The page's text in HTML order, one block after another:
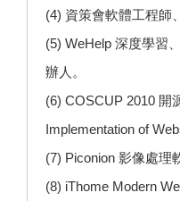
(4) 資策會軟體工程師
(5) WeHelp 深度學習
辦人。
(6) COSCUP 2010 開
Implementation of
(7) Piconion 影像處理
(8) iThome Modern